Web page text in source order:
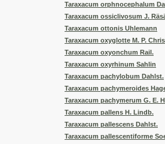
Taraxacum orphnocephalum
Taraxacum ossiclivosum J.
Taraxacum ottonis Uhlemann
Taraxacum oxyglotte M. P.
Taraxacum oxyonchum Rail.
Taraxacum oxyrhinum Sahlin
Taraxacum pachylobum Dahlst.
Taraxacum pachymeroides
Taraxacum pachymerum G. E.
Taraxacum pallens H. Lindb.
Taraxacum pallescens Dahlst.
Taraxacum pallescentiforme